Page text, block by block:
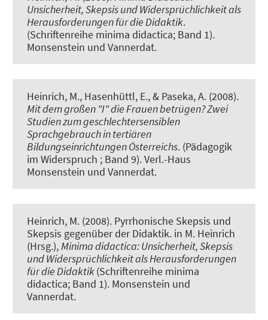
Unsicherheit, Skepsis und Widersprüchlichkeit als
Herausforderungen für die Didaktik.
(Schriftenreihe minima didactica; Band 1).
Monsenstein und Vannerdat.
Heinrich, M., Hasenhüttl, E., & Paseka, A. (2008).
Mit dem großen "I" die Frauen betrügen? Zwei
Studien zum geschlechtersensiblen
Sprachgebrauch in tertiären
Bildungseinrichtungen Österreichs. (Pädagogik
im Widerspruch ; Band 9). Verl.-Haus
Monsenstein und Vannerdat.
Heinrich, M. (2008). Pyrrhonische Skepsis und
Skepsis gegenüber der Didaktik. in M. Heinrich
(Hrsg.),Minima didactica: Unsicherheit, Skepsis
und Widersprüchlichkeit als Herausforderungen
für die Didaktik(Schriftenreihe minima
didactica; Band 1). Monsenstein und
Vannerdat.